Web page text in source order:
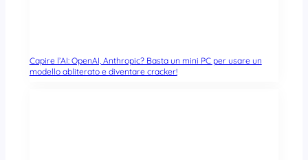
Capire l’AI: OpenAI, Anthropic? Basta un mini PC per usare un
modello abliterato e diventare cracker!